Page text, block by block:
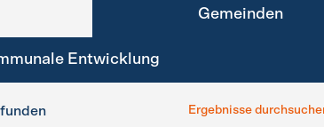
Gemeinden
Entwicklung
Ergebnisse